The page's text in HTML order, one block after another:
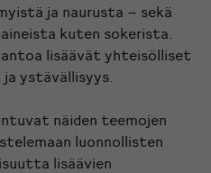
ja naurusta – sekä
kuten sokerista.
lisäävät yhteisölliset
ystävällisyys.
näiden teemojen
luonnollisten
lisäävien